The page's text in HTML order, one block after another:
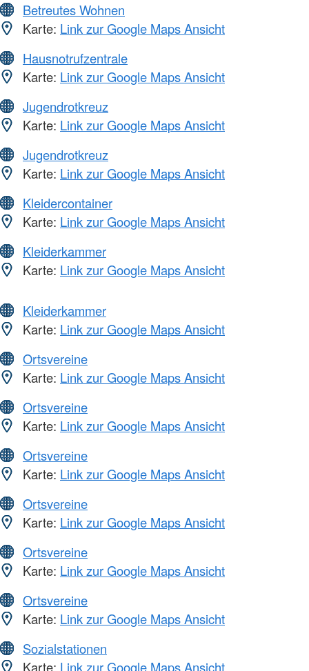
Betreutes Wohnen
Karte: Link zur Google Maps Ansicht
Hausnotrufzentrale
Karte: Link zur Google Maps Ansicht
Jugendrotkreuz
Karte: Link zur Google Maps Ansicht
Jugendrotkreuz
Karte: Link zur Google Maps Ansicht
Kleidercontainer
Karte: Link zur Google Maps Ansicht
Kleiderkammer
Karte: Link zur Google Maps Ansicht
Kleiderkammer
Karte: Link zur Google Maps Ansicht
Ortsvereine
Karte: Link zur Google Maps Ansicht
Ortsvereine
Karte: Link zur Google Maps Ansicht
Ortsvereine
Karte: Link zur Google Maps Ansicht
Ortsvereine
Karte: Link zur Google Maps Ansicht
Ortsvereine
Karte: Link zur Google Maps Ansicht
Ortsvereine
Karte: Link zur Google Maps Ansicht
Sozialstationen
Karte: Link zur Google Maps Ansicht